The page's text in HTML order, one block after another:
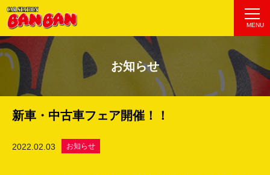
MENU
お知らせ
新車・中古車フェア開催！！
2022.02.03 お知らせ